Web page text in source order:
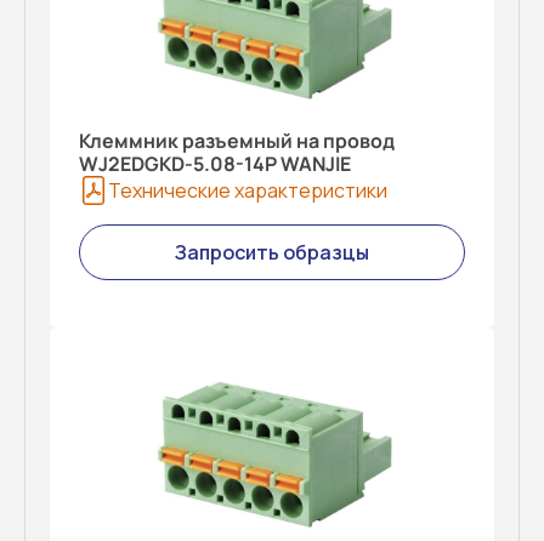
Клеммник разъемный на провод
WJ2EDGKD-5.08-14P WANJIE
Технические характеристики
Запросить образцы